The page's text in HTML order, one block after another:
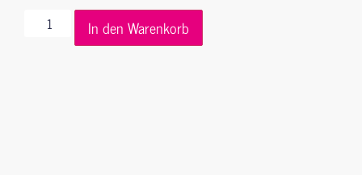
In den Warenkorb